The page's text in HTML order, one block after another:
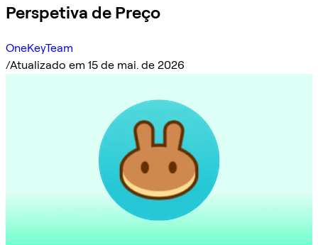
Perspetiva de Preço
OneKeyTeam
/Atualizado em 15 de mai. de 2026